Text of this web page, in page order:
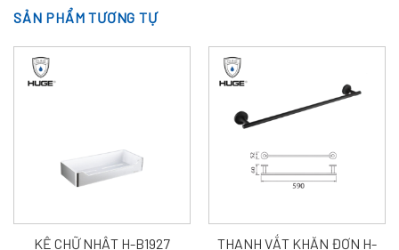
SẢN PHẨM TƯƠNG TỰ
KỆ CHỮ NHẬT H-B1927
THANH VẮT KHĂN ĐƠN H-